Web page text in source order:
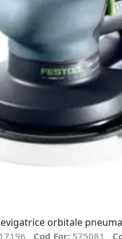
orbitale
Cod For: 575081